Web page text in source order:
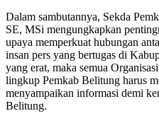
Dalam sambutannya, Sekda
SE, MSi mengungkapkan
upaya memperkuat hubungan
insan pers yang bertugas di
yang erat, maka semua
lingkup Pemkab Belitung harus
menyampaikan informasi demi
Belitung.